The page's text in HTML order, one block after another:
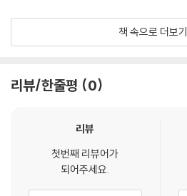
스크루지는 스스로에게 약속한 것 이상을
일은 물론이고 그 후로도 계속 좋은 일을
친구, 좋은 주인, 좋은 인간으로 정평이 났다.
책 속으로 더보기
리뷰/한줄평 0
리뷰
첫번째 리뷰어가
되어주세요.